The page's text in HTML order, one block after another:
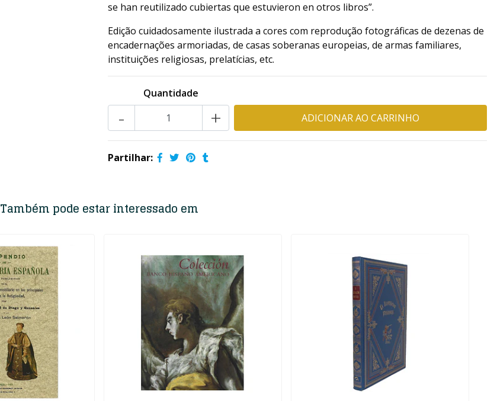
se han reutilizado cubiertas que estuvieron en otros libros”.
Edição cuidadosamente ilustrada a cores com reprodução fotográficas de dezenas de
encadernações armoriadas, de casas soberanas europeias, de armas familiares,
instituições religiosas, prelatícias, etc.
Quantidade
+
-
Partilhar:
Também pode estar interessado em